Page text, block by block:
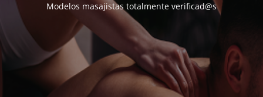
Modelos masajistas totalmente verificad@s